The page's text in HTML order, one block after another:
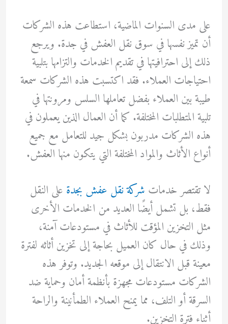
على مدى السنوات الماضية، استطاعت هذه الشركات
أن تميز نفسها في سوق نقل العفش في جدة. ويرجع
ذلك إلى احترافيتها في تقديم الخدمات والتزامها بتلبية
احتياجات العملاء. فقد اكتسبت هذه الشركات سمعة
طيبة بين العملاء بفضل تعاملها السلس ومرونتها في
تلبية المتطلبات المختلفة. كما أن العمال الذين يعملون في
هذه الشركات مدربون بشكل جيد للتعامل مع جميع
أنواع الأثاث والمواد المختلفة التي يتكون منها العفش.
لا تقتصر خدمات شركة نقل عفش بجدة على النقل
فقط، بل تشمل أيضًا العديد من الخدمات الأخرى
مثل التخزين المؤقت للأثاث في مستودعات آمنة،
وذلك في حال كان العميل بحاجة إلى تخزين أثاثه لفترة
معينة قبل الانتقال إلى موقعه الجديد. وتوفر هذه
الشركات مستودعات مجهزة بأنظمة أمان وحماية ضد
السرقة أو التلف، مما يمنح العملاء الطمأنينة والراحة
أثناء فترة التخزين.